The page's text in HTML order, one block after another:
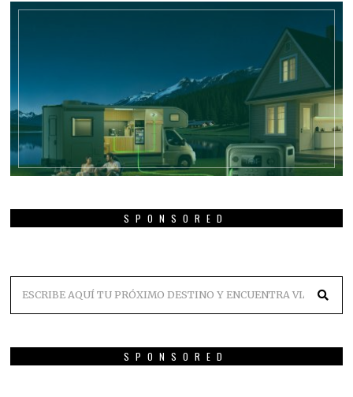
SPONSORED
SPONSORED